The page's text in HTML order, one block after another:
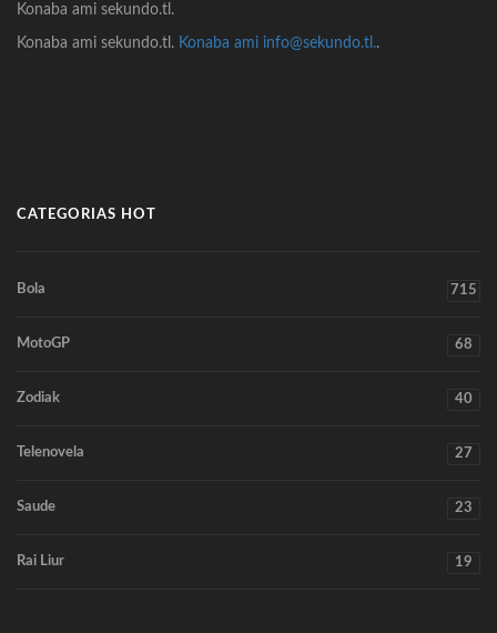
Konaba ami sekundo.tl.
Konaba ami sekundo.tl. Konaba ami info@sekundo.tl..
CATEGORIAS HOT
Bola 715
MotoGP 68
Zodiak 40
Telenovela 27
Saude 23
Rai Liur 19